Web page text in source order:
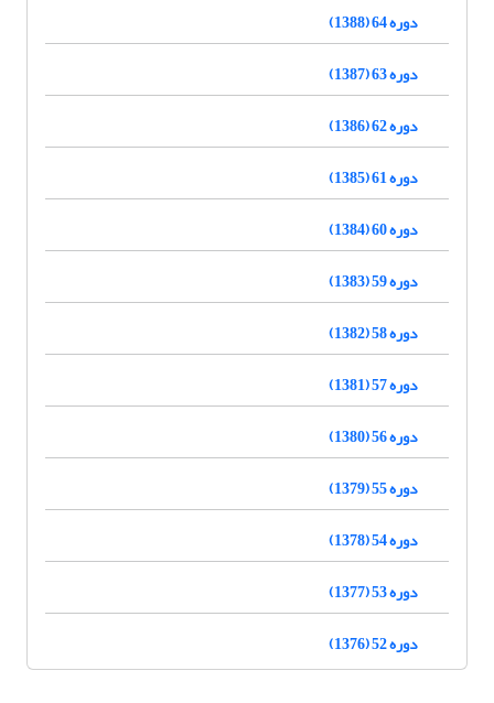
دوره 64 (1388)
دوره 63 (1387)
دوره 62 (1386)
دوره 61 (1385)
دوره 60 (1384)
دوره 59 (1383)
دوره 58 (1382)
دوره 57 (1381)
دوره 56 (1380)
دوره 55 (1379)
دوره 54 (1378)
دوره 53 (1377)
دوره 52 (1376)